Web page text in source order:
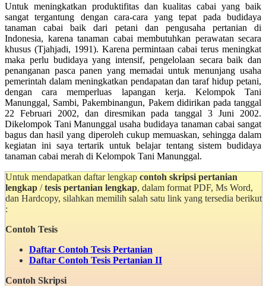
Untuk meningkatkan produktifitas dan kualitas cabai yang baik
sangat tergantung dengan cara-cara yang tepat pada budidaya
tanaman cabai baik dari petani dan pengusaha pertanian di
Indonesia, karena tanaman cabai membutuhkan perawatan secara
khusus (Tjahjadi, 1991). Karena permintaan cabai terus meningkat
maka perlu budidaya yang intensif, pengelolaan secara baik dan
penanganan pasca panen yang memadai untuk menunjang usaha
pemerintah dalam meningkatkan pendapatan dan taraf hidup petani,
dengan cara memperluas lapangan kerja. Kelompok Tani
Manunggal, Sambi, Pakembinangun, Pakem didirikan pada tanggal
22 Februari 2002, dan diresmikan pada tanggal 3 Juni 2002.
Dikelompok Tani Manunggal usaha budidaya tanaman cabai sangat
bagus dan hasil yang diperoleh cukup memuaskan, sehingga dalam
kegiatan ini saya tertarik untuk belajar tentang sistem budidaya
tanaman cabai merah di Kelompok Tani Manunggal.
Untuk mendapatkan daftar lengkap contoh skripsi pertanian
lengkap /tesis pertanian lengkap, dalam format PDF, Ms Word,
dan Hardcopy, silahkan memilih salah satu link yang tersedia berikut
:
Contoh Tesis
Daftar Contoh Tesis Pertanian
Daftar Contoh Tesis Pertanian II
Contoh Skripsi